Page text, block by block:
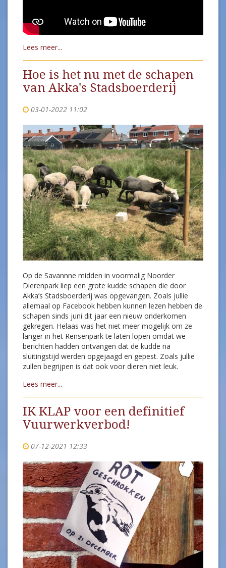
Lees meer...
Hoe is het nu met de schapen
van Akka's Stadsboerderij
03-01-2022 11:02
Op de Savannne midden in voormalig Noorder
Dierenpark liep een grote kudde schapen die door
Akka’s Stadsboerderij was opgevangen. Zoals jullie
allemaal op Facebook hebben kunnen lezen hebben de
schapen sinds juni dit jaar een nieuw onderkomen
gekregen. Helaas was het niet meer mogelijk om ze
langer in het Rensenpark te laten lopen omdat we
berichten hadden ontvangen dat de kudde na
sluitingstijd werden opgejaagd en gepest. Zoals jullie
zullen begrijpen is dat ook voor dieren niet leuk.
Lees meer...
IK KLAP voor een definitief
Vuurwerkverbod!
07-12-2021 12:33